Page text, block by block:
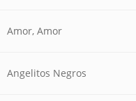
Amor, Amor
Angelitos Negros